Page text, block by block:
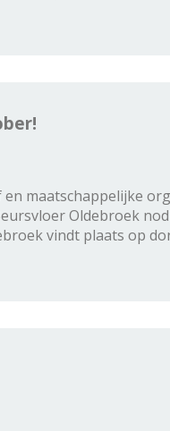
maatschappelijke
Oldebroek
vindt plaats op